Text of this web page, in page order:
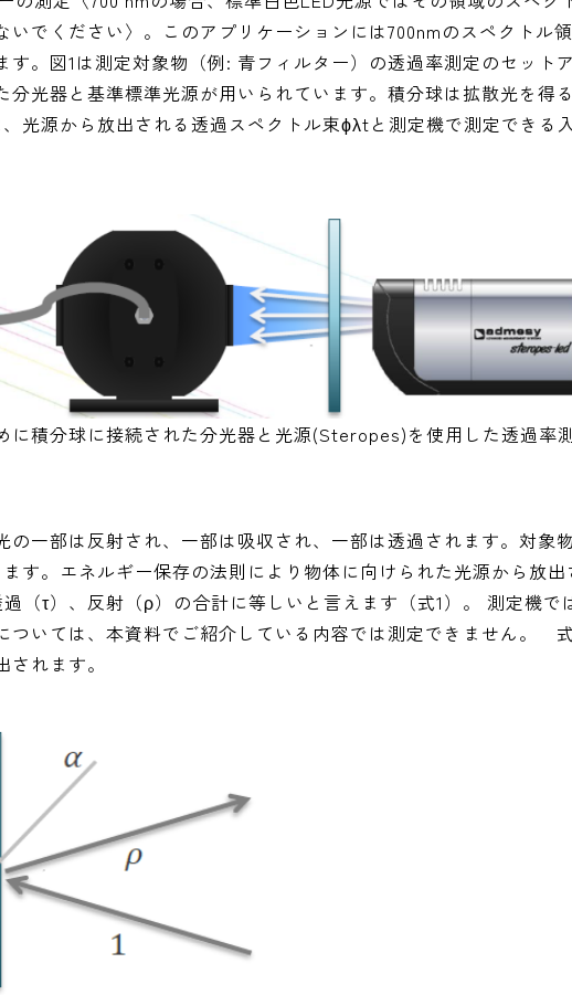
いでください〉。このアプリケーションには700nmのスペクトル
。図1は測定対象物（例: 青フィルター）の透過率測定のセットア
光器と基準標準光源が用いられています。積分球は拡散光を得
光源から放出される透過スペクトル束ϕλtと測定機で測定できる
に積分球に接続された分光器と光源(Steropes)を使用した透過率
の一部は反射され、一部は吸収され、一部は透過されます。対象
す。エネルギー保存の法則により物体に向けられた光源から放
（τ）、反射（ρ）の合計に等しいと言えます（式1）。 測定機で
ついては、本資料でご紹介している内容では測定できません。
れます。